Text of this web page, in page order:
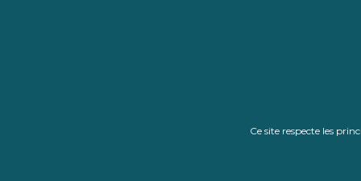
Ce site respecte les